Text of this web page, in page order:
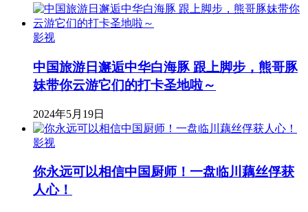
影视
中国旅游日邂逅中华白海豚 跟上脚步，熊哥豚
妹带你云游它们的打卡圣地啦～
2024年5月19日
影视
你永远可以相信中国厨师！一盘临川藕丝俘获
人心！